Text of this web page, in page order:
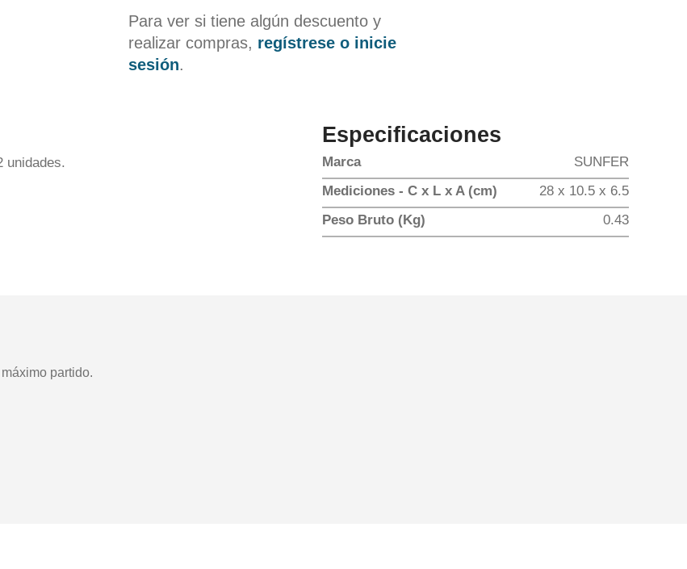
Para ver si tiene algún descuento y
realizar compras, regístrese o inicie
sesión.
unidades.
Especificaciones
Marca
SUNFER
Mediciones - C x L x A (cm)
28 x 10.5 x 6.5
Peso Bruto (Kg)
0.43
partido.